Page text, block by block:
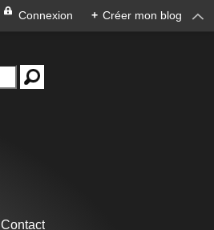
Connexion + Créer mon blog
Contact